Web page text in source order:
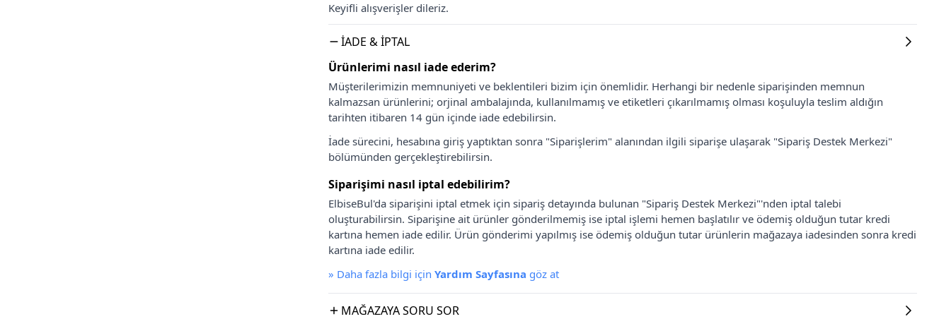
Keyifli alışverişler dileriz.
İADE & İPTAL
Ürünlerimi nasıl iade ederim?
Müşterilerimizin memnuniyeti ve beklentileri bizim için önemlidir. Herhangi bir nedenle siparişinden memnun
kalmazsan ürünlerini; orjinal ambalajında, kullanılmamış ve etiketleri çıkarılmamış olması koşuluyla teslim aldığın
tarihten itibaren 14 gün içinde iade edebilirsin.
İade sürecini, hesabına giriş yaptıktan sonra "Siparişlerim" alanından ilgili siparişe ulaşarak "Sipariş Destek Merkezi"
bölümünden gerçekleştirebilirsin.
Siparişimi nasıl iptal edebilirim?
ElbiseBul'da siparişini iptal etmek için sipariş detayında bulunan "Sipariş Destek Merkezi"'nden iptal talebi
oluşturabilirsin. Siparişine ait ürünler gönderilmemiş ise iptal işlemi hemen başlatılır ve ödemiş olduğun tutar kredi
kartına hemen iade edilir. Ürün gönderimi yapılmış ise ödemiş olduğun tutar ürünlerin mağazaya iadesinden sonra kredi
kartına iade edilir.
» Daha fazla bilgi için Yardım Sayfasına göz at
MAĞAZAYA SORU SOR